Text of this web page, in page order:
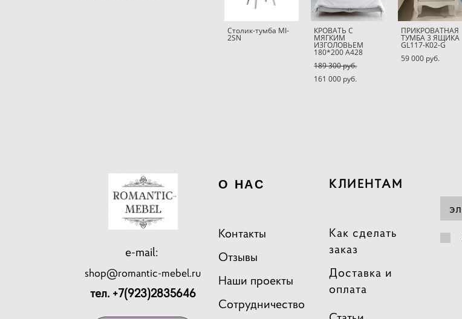
Столик-тумба MI-
2SN
КРОВАТЬ С
МЯГКИМ
ИЗГОЛОВЬЕМ
180*200 A428
189 300 pуб.
161 000 pуб.
ПРИКРОВАТНАЯ
ТУМБА 3 ЯЩИКА
GL117-K02-G
59 000 pуб.
e-mail:
shop@romantic-mebel.ru
тел. +7(923)2835646
О НАС
Контакты
Отзывы
Наши проекты
Сотрудничество
КЛИЕНТАМ
Как сделать
заказ
Доставка и
оплата